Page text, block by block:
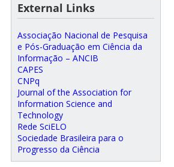
External Links
Associação Nacional de Pesquisa
e Pós-Graduação em Ciência da
Informação – ANCIB
CAPES
CNPq
Journal of the Association for
Information Science and
Technology
Rede SciELO
Sociedade Brasileira para o
Progresso da Ciência